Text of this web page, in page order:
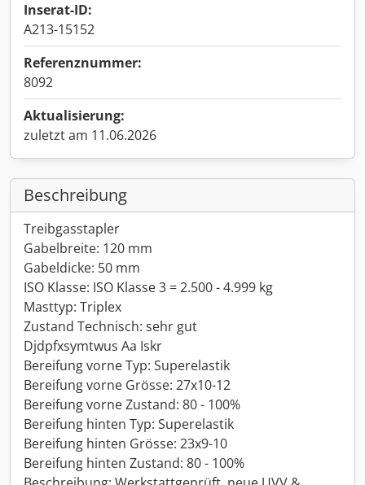
Inserat-ID:
A213-15152
Referenznummer:
8092
Aktualisierung:
zuletzt am 11.06.2026
Beschreibung
Treibgasstapler
Gabelbreite: 120 mm
Gabeldicke: 50 mm
ISO Klasse: ISO Klasse 3 = 2.500 - 4.999 kg
Masttyp: Triplex
Zustand Technisch: sehr gut
Djdpfxsymtwus Aa Iskr
Bereifung vorne Typ: Superelastik
Bereifung vorne Grösse: 27x10-12
Bereifung vorne Zustand: 80 - 100%
Bereifung hinten Typ: Superelastik
Bereifung hinten Grösse: 23x9-10
Bereifung hinten Zustand: 80 - 100%